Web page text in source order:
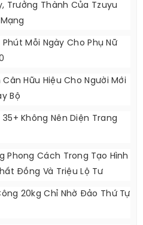
Trưởng Thành Của Tzuyu
Phút Mỗi Ngày Cho Phụ Nữ
Hữu Hiệu Cho Người Mới
Bộ
Không Nên Diện Trang
Phong Cách Trong Tạo Hình
Đồng Và Triệu Lộ Tư
20kg Chỉ Nhờ Đảo Thứ Tự